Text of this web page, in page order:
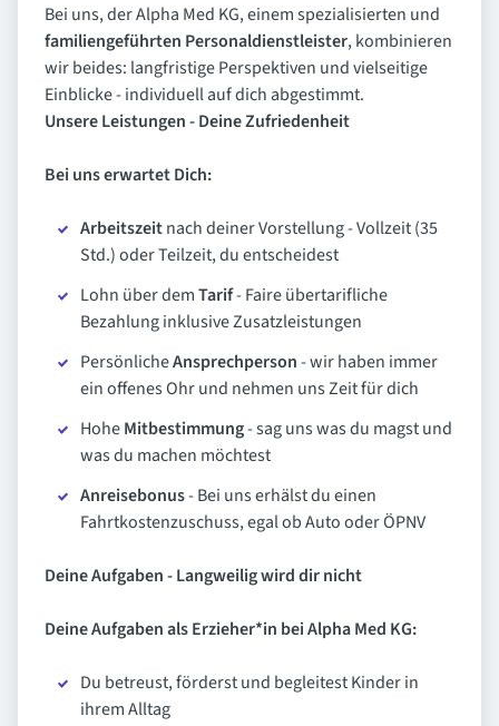
Bei uns, der Alpha Med KG, einem spezialisierten und
familiengeführten Personaldienstleister, kombinieren
wir beides: langfristige Perspektiven und vielseitige
Einblicke - individuell auf dich abgestimmt.
Unsere Leistungen - Deine Zufriedenheit
Bei uns erwartet Dich:
Arbeitszeitnach deiner Vorstellung - Vollzeit (35
Std.) oder Teilzeit, du entscheidest
Lohn über demTarif- Faire übertarifliche
Bezahlung inklusive Zusatzleistungen
PersönlicheAnsprechperson- wir haben immer
ein offenes Ohr und nehmen uns Zeit für dich
HoheMitbestimmung- sag uns was du magst und
was du machen möchtest
Anreisebonus- Bei uns erhälst du einen
Fahrtkostenzuschuss, egal ob Auto oder ÖPNV
Deine Aufgaben - Langweilig wird dir nicht
Deine Aufgaben als Erzieher*in bei Alpha Med KG:
Du betreust, förderst und begleitest Kinder in
ihrem Alltag